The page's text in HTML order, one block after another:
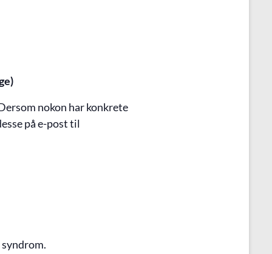
nokon har konkrete
på e-post til